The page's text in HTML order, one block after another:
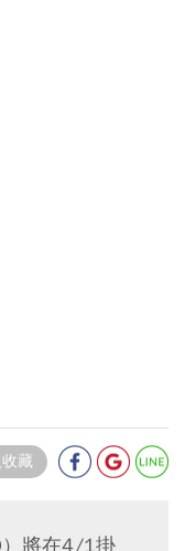
藏
）將在4/1掛